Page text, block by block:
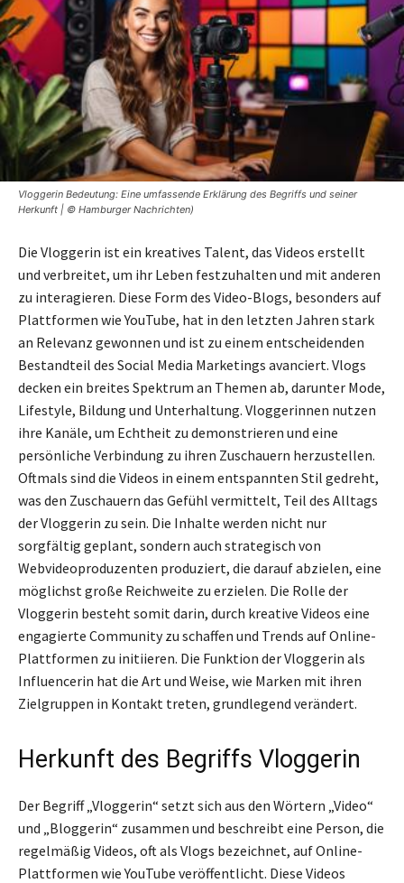
Vloggerin Bedeutung: Eine umfassende Erklärung des Begriffs und seiner
Herkunft | © Hamburger Nachrichten)
Die Vloggerin ist ein kreatives Talent, das Videos erstellt
und verbreitet, um ihr Leben festzuhalten und mit anderen
zu interagieren. Diese Form des Video-Blogs, besonders auf
Plattformen wie YouTube, hat in den letzten Jahren stark
an Relevanz gewonnen und ist zu einem entscheidenden
Bestandteil des Social Media Marketings avanciert. Vlogs
decken ein breites Spektrum an Themen ab, darunter Mode,
Lifestyle, Bildung und Unterhaltung. Vloggerinnen nutzen
ihre Kanäle, um Echtheit zu demonstrieren und eine
persönliche Verbindung zu ihren Zuschauern herzustellen.
Oftmals sind die Videos in einem entspannten Stil gedreht,
was den Zuschauern das Gefühl vermittelt, Teil des Alltags
der Vloggerin zu sein. Die Inhalte werden nicht nur
sorgfältig geplant, sondern auch strategisch von
Webvideoproduzenten produziert, die darauf abzielen, eine
möglichst große Reichweite zu erzielen. Die Rolle der
Vloggerin besteht somit darin, durch kreative Videos eine
engagierte Community zu schaffen und Trends auf Online-
Plattformen zu initiieren. Die Funktion der Vloggerin als
Influencerin hat die Art und Weise, wie Marken mit ihren
Zielgruppen in Kontakt treten, grundlegend verändert.
Herkunft des Begriffs Vloggerin
Der Begriff „Vloggerin“ setzt sich aus den Wörtern „Video“
und „Bloggerin“ zusammen und beschreibt eine Person, die
regelmäßig Videos, oft als Vlogs bezeichnet, auf Online-
Plattformen wie YouTube veröffentlicht. Diese Videos